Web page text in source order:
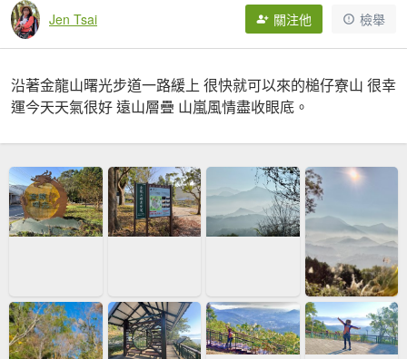
Jen Tsai 關注他 檢舉
沿著金龍山曙光步道一路緩上 很快就可以來的槌仔寮山 很幸
運今天天氣很好 遠山層疊 山嵐風情盡收眼底。